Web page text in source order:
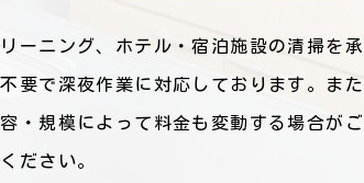
ーニング、ホテル・宿泊施設の清掃を
要で深夜作業に対応しております。ま
・規模によって料金も変動する場合が
ださい。